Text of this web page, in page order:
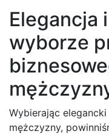
Elegancja
wyborze
Wybierając
mężczyzny,